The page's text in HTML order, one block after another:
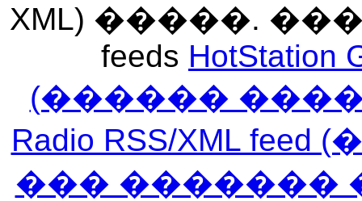
XML) �����.
feeds HotStation
(������
Radio RSS/XML
��� �������